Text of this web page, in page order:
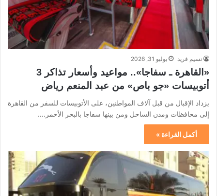
نسيم فريد يوليو 31, 2026
«القاهرة ـ سفاجا».. مواعيد وأسعار تذاكر 3
أتوبيسات «جو باص» من عبد المنعم رياض
يزداد الإقبال من قبل آلاف المواطنين، على الأتوبيسات للسفر من القاهرة
إلى محافظات ومدن الساحل ومن بينها سفاجا بالبحر الأحمر.…
أكمل القراءة »